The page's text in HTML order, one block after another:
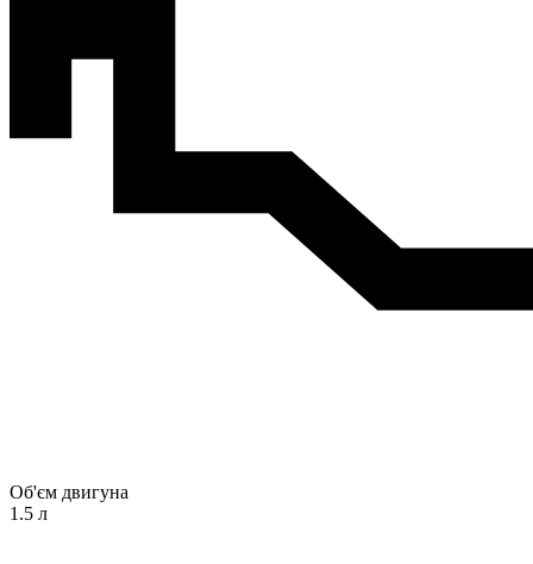
Об'єм двигуна
1.5 л